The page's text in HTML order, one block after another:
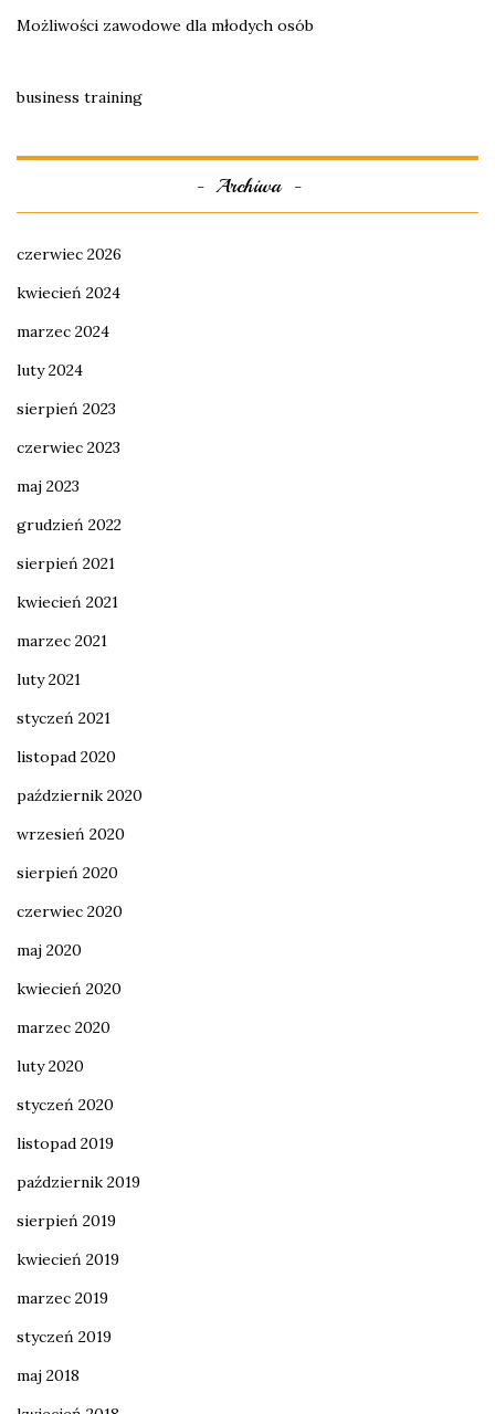
Możliwości zawodowe dla młodych osób
business training
Archiwa
czerwiec 2026
kwiecień 2024
marzec 2024
luty 2024
sierpień 2023
czerwiec 2023
maj 2023
grudzień 2022
sierpień 2021
kwiecień 2021
marzec 2021
luty 2021
styczeń 2021
listopad 2020
październik 2020
wrzesień 2020
sierpień 2020
czerwiec 2020
maj 2020
kwiecień 2020
marzec 2020
luty 2020
styczeń 2020
listopad 2019
październik 2019
sierpień 2019
kwiecień 2019
marzec 2019
styczeń 2019
maj 2018